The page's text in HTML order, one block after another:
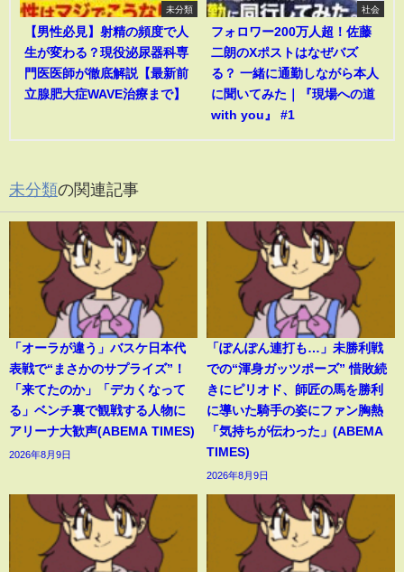
未分類
【男性必見】射精の頻度で人
生が変わる？現役泌尿器科専
門医医師が徹底解説【最新前
立腺肥大症WAVE治療まで】
社会
フォロワー200万人超！佐藤
二朗のXポストはなぜバズ
る？ 一緒に通勤しながら本人
に聞いてみた｜『現場への道
with you』 #1
未分類の関連記事
「オーラが違う」バスケ日本代
表戦で“まさかのサプライズ”！
「来てたのか」「デカくなって
る」ベンチ裏で観戦する人物に
アリーナ大歓声(ABEMA TIMES)
2026年8月9日
「ぽんぽん連打も…」未勝利戦
での“渾身ガッツポーズ” 惜敗続
きにピリオド、師匠の馬を勝利
に導いた騎手の姿にファン胸熱
「気持ちが伝わった」(ABEMA
TIMES)
2026年8月9日